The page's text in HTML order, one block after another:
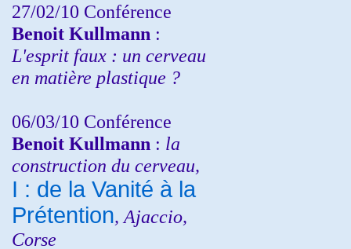
27/02/10 Conférence
Benoit Kullmann :
L'esprit faux : un cerveau
en matière plastique ?
06/03/10 Conférence
Benoit Kullmann : la
construction du cerveau,
I : de la Vanité à la
Prétention, Ajaccio,
Corse